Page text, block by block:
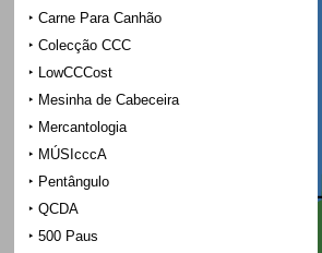
Carne Para Canhão
Colecção CCC
LowCCCost
Mesinha de Cabeceira
Mercantologia
MÚSIcccA
Pentângulo
QCDA
500 Paus